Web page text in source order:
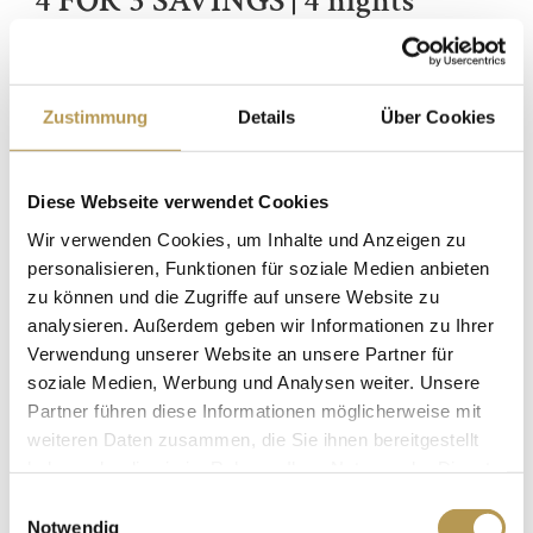
Zustimmung Details Über Cookies
Diese Webseite verwendet Cookies
Wir verwenden Cookies, um Inhalte und Anzeigen zu
personalisieren, Funktionen für soziale Medien anbieten
zu können und die Zugriffe auf unsere Website zu
analysieren. Außerdem geben wir Informationen zu Ihrer
Verwendung unserer Website an unsere Partner für
soziale Medien, Werbung und Analysen weiter. Unsere
Partner führen diese Informationen möglicherweise mit
weiteren Daten zusammen, die Sie ihnen bereitgestellt
Notwendig
4 nights from 278,50 Euro
DETAILS BOOK